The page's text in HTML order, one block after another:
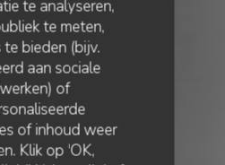
te analyseren,
te meten,
bieden (bijv.
aan sociale
of
of inhoud weer
Klik op 'OK,
• PARIS
Cattivi